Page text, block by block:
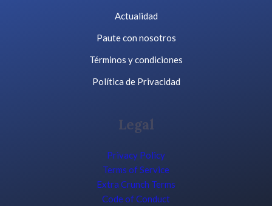
Actualidad
Paute con nosotros
Términos y condiciones
Política de Privacidad
Legal
Privacy Policy
Terms of Service
Extra Crunch Terms
Code of Conduct